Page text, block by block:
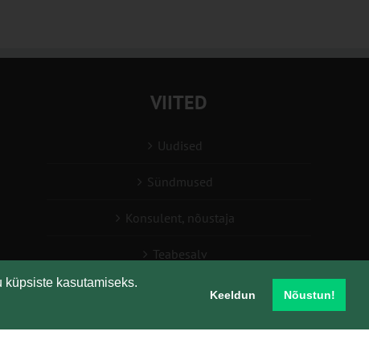
kasutamiseks.
Keeldun Nõustun!
VIITED
Uudised
Sündmused
Konsulent, nõustaja
Teabesalv
Liitu uudiskirjaga